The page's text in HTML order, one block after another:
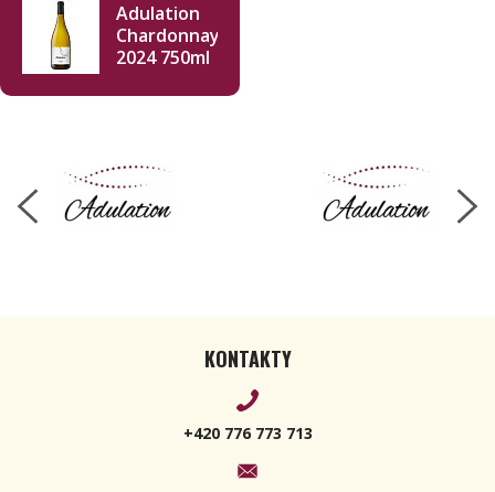
Adulation
Chardonnay
2024 750ml
KONTAKTY
+420 776 773 713